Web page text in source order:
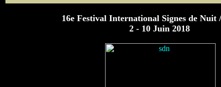
16e Festival International Signes de Nuit
2 - 10 Juin 2018